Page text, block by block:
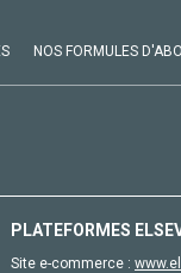
NOS FORMULES
PLATEFORMES
Site e-commerce :